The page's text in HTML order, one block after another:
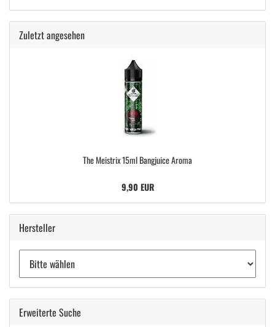
Zuletzt angesehen
The Meistrix 15ml Bangjuice Aroma
9,90 EUR
Hersteller
Erweiterte Suche